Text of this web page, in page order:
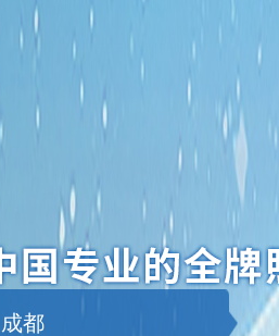
成都